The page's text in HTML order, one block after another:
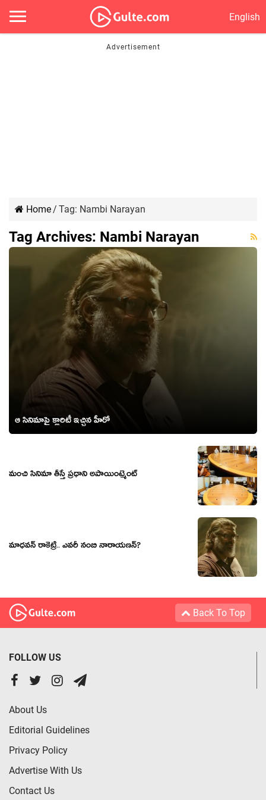
English
Home/ Tag: Nambi Narayan
Tag Archives: Nambi Narayan
ఆ సినిమాపై క్లారిటీ ఇచ్చిన హీరో
మంచి సినిమా తీస్తే ప్రధాని అపాయింట్మెంట్
మాధవన్ రాకెట్రీ.. ఎవరీ నంబి నారాయణన్?
Back To Top
FOLLOW US
About Us
Editorial Guidelines
Privacy Policy
Advertise With Us
Contact Us